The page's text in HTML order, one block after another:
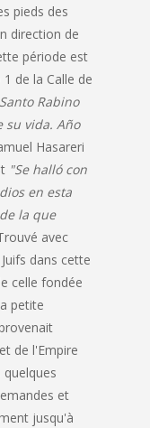
pieds des
direction de
période est
de la Calle de
Rabino
su vida. Año
Hasareri
"Se halló con
en esta
la que
avec
dans cette
celle fondée
petite
de l'Empire
et
jusqu'à